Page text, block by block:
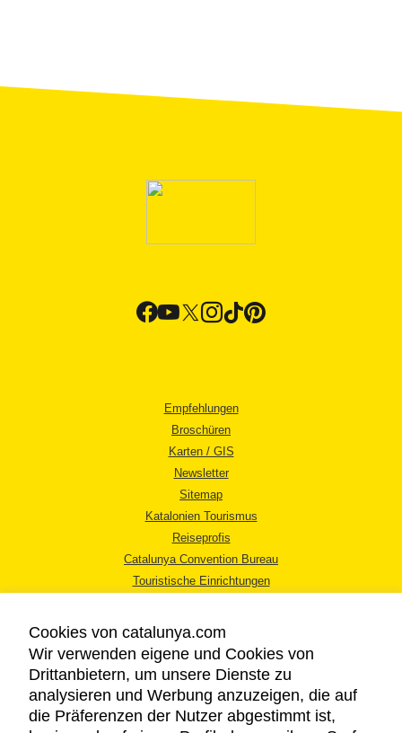
Empfehlungen
Broschüren
Karten / GIS
Newsletter
Sitemap
Katalonien Tourismus
Reiseprofis
Catalunya Convention Bureau
Touristische Einrichtungen
RECHTLICHER HINWEIS
Cookies von catalunya.com
Wir verwenden eigene und Cookies von
Drittanbietern, um unsere Dienste zu
analysieren und Werbung anzuzeigen, die auf
die Präferenzen der Nutzer abgestimmt ist,